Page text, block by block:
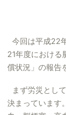
今回は平成22
21年度における
償状況」の報告
まず労災とし
決まっています